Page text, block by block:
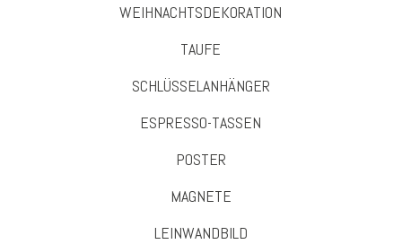
WEIHNACHTSDEKORATION
TAUFE
SCHLÜSSELANHÄNGER
ESPRESSO-TASSEN
POSTER
MAGNETE
LEINWANDBILD